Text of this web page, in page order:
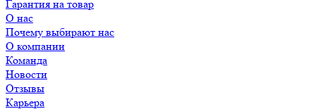
Гарантия на товар
О нас
Почему выбирают нас
О компании
Команда
Новости
Отзывы
Карьера